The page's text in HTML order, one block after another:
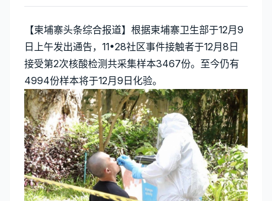
【柬埔寨头条综合报道】根据柬埔寨卫生部于12月9
日上午发出通告，11•28社区事件接触者于12月8日
接受第2次核酸检测共采集样本3467份。至今仍有
4994份样本将于12月9日化验。